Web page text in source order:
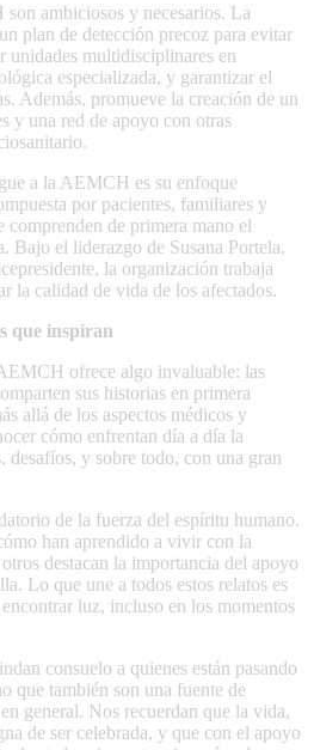
ambiciosos y necesarios. La
plan de detección precoz para evitar
unidades multidisciplinares en
especializada, y garantizar el
Además, promueve la creación de un
y una red de apoyo con otras
a la AEMCH es su enfoque
por pacientes, familiares y
comprenden de primera mano el
Bajo el liderazgo de Susana Portela,
la organización trabaja
la calidad de vida de los afectados.
que inspiran
ofrece algo invaluable: las
sus historias en primera
allá de los aspectos médicos y
cómo enfrentan día a día la
desafíos, y sobre todo, con una gran
de la fuerza del espíritu humano.
han aprendido a vivir con la
destacan la importancia del apoyo
Lo que une a todos estos relatos es
luz, incluso en los momentos
consuelo a quienes están pasando
que también son una fuente de
general. Nos recuerdan que la vida,
de ser celebrada, y que con el apoyo